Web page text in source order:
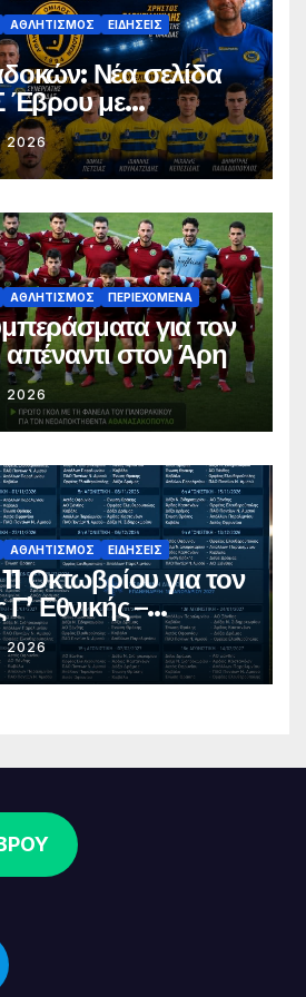
ΑΘΛΗΤΙΣΜΌΣ
ΕΙΔΉΣΕΙΣ
Νέα σελίδα
Έβρου με
και
νέα γενιά
2026
ΑΘΛΗΤΙΣΜΌΣ ΠΕΡΙΕΧΌΜΕΝΑ
για τον
στον Άρη
ΑΘΛΗΤΙΣΜΌΣ ΕΙΔΉΣΕΙΣ
Οκτωβρίου για τον
Εθνικής –
το πλήρες
2026